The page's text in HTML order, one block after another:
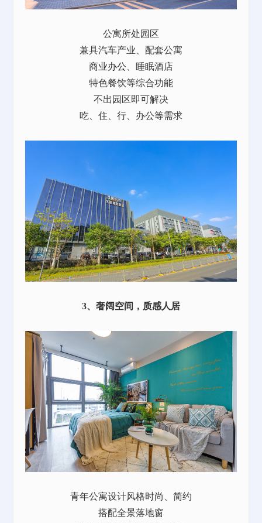
公寓所处园区
兼具汽车产业、配套公寓
商业办公 、睡眠酒店
特色餐饮等综合功能
不出园区即可解决
吃、住、行、办公等需求
3、奢阔空间，质感人居
青年公寓设计风格时尚、简约
搭配全景落地窗